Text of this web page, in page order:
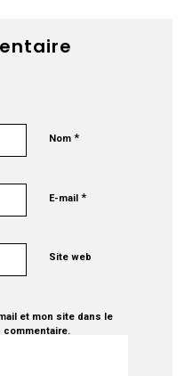
Nom*
E-mail*
Site web
et mon site dans le
commentaire.